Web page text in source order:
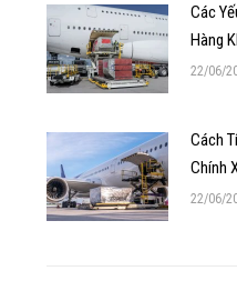
Các
Hàng
22/06/
Cách
Chính
22/06/